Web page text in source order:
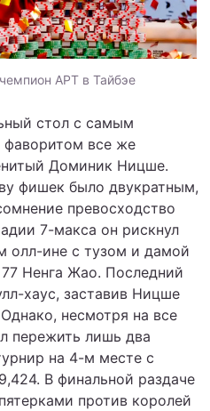
APT в Тайбэе
стол с самым
фаворитом все же
Доминик Ницше.
фишек было двукратным,
превосходство
7-макса он рискнул
олл-ине с тузом и дамой
Ненга Жао. Последний
хаус, заставив Ницше
несмотря на все
пережить лишь два
на 4-м месте с
В финальной раздаче
против королей